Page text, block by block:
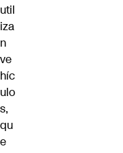
util
iza
n
ve
híc
ulo
s,
qu
e